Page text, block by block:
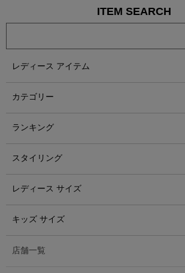
ITEM SEARCH
レディース アイテム
カテゴリー
ランキング
スタイリング
レディース サイズ
キッズ サイズ
店舗一覧